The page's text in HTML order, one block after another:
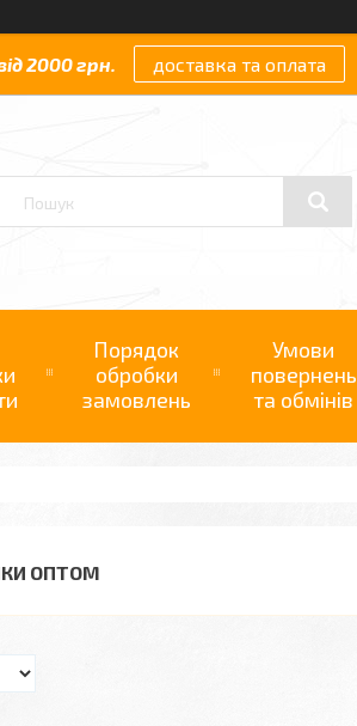
2000 грн. доставка та оплата
Порядок
обробки
замовлень
Умови
повернень
та обмінів
ОПТОМ